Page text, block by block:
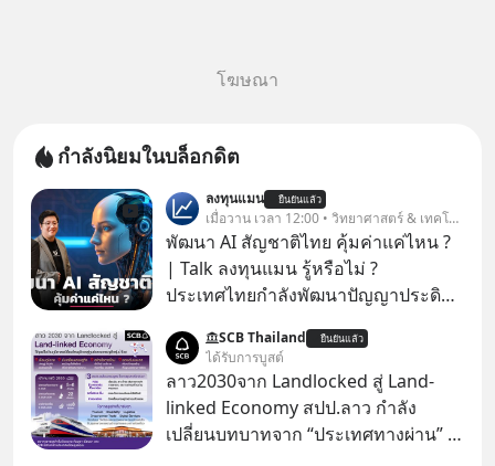
โฆษณา
กำลังนิยมในบล็อกดิต
ลงทุนแมน ยืนยันแล้ว
เมื่อวาน เวลา 12:00 • วิทยาศาสตร์ & เทคโนโลยี
พัฒนา AI สัญชาติไทย คุ้มค่าแค่ไหน ?
| Talk ลงทุนแมน รู้หรือไม่ ?
ประเทศไทยกำลังพัฒนาปัญญาประดิษฐ์
“ThaiLLM” เพื่อให้คนไทยมีโครงสร้าง
พื้นฐานด้าน AI ที่เข้าใจภาษาไทย และ
บริบททางสังคมไทยได้เป็นอย่างดี
คำถามคือ การลงมือพัฒนา AI ของ
SCB Thailand ยืนยันแล้ว
ได้รับการบูสต์
ลาว2030จาก Landlocked สู่ Land-
linked Economy สปป.ลาว กำลัง
เปลี่ยนบทบาทจาก “ประเทศทางผ่าน” สู่